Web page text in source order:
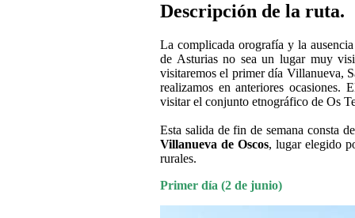
Descripción de la ruta.
La complicada orografía y la
de Asturias no sea un lugar muy
visitaremos el primer día Villanueva,
realizamos en anteriores ocasiones.
visitar el conjunto etnográfico de Os
Esta salida de fin de semana consta
Villanueva de Oscos, lugar elegido
rurales.
Primer día (2 de junio)